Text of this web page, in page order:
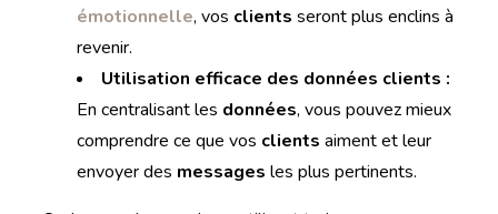
émotionnelle, vos clients seront plus enclins à
revenir.
Utilisation efficace des données clients :
En centralisant les données, vous pouvez mieux
comprendre ce que vos clients aiment et leur
envoyer des messages les plus pertinents.